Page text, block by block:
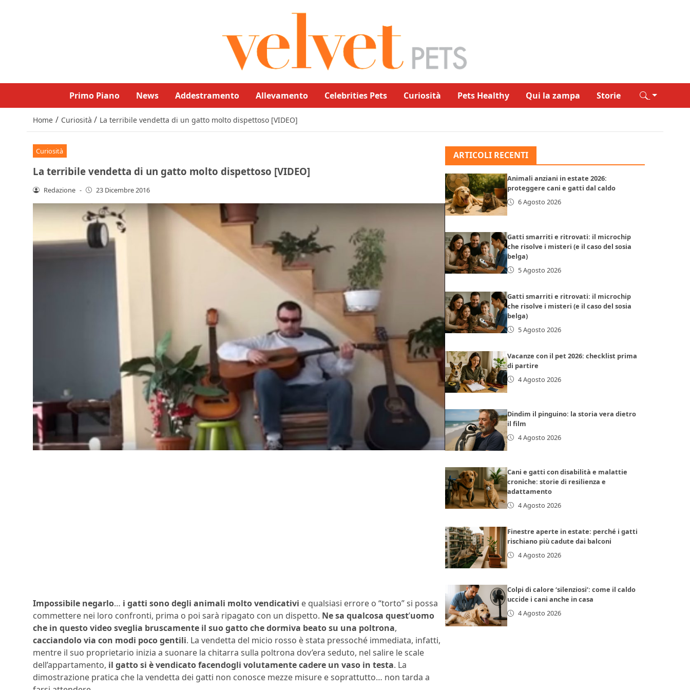
Primo Piano News Addestramento Allevamento Celebrities Pets Curiosità Pets Healthy Qui la zampa Storie
Home / Curiosità / La terribile vendetta di un gatto molto dispettoso [VIDEO]
Curiosità
La terribile vendetta di un gatto molto dispettoso [VIDEO]
Redazione - 23 Dicembre 2016
Impossibile negarlo… i gatti sono degli animali molto vendicativi e qualsiasi errore o “torto” si possa
commettere nei loro confronti, prima o poi sarà ripagato con un dispetto. Ne sa qualcosa quest’uomo
che in questo video sveglia bruscamente il suo gatto che dormiva beato su una poltrona,
cacciandolo via con modi poco gentili. La vendetta del micio rosso è stata pressoché immediata, infatti,
mentre il suo proprietario inizia a suonare la chitarra sulla poltrona dov’era seduto, nel salire le scale
dell’appartamento, il gatto si è vendicato facendogli volutamente cadere un vaso in testa. La
dimostrazione pratica che la vendetta dei gatti non conosce mezze misure e soprattutto… non tarda a
ARTICOLI RECENTI
Animali anziani in estate 2026:
proteggere cani e gatti dal caldo
6 Agosto 2026
Gatti smarriti e ritrovati: il microchip
che risolve i misteri (e il caso del sosia
belga)
5 Agosto 2026
Gatti smarriti e ritrovati: il microchip
che risolve i misteri (e il caso del sosia
belga)
5 Agosto 2026
Vacanze con il pet 2026: checklist prima
di partire
4 Agosto 2026
Dindim il pinguino: la storia vera dietro
il film
4 Agosto 2026
Cani e gatti con disabilità e malattie
croniche: storie di resilienza e
adattamento
4 Agosto 2026
Finestre aperte in estate: perché i gatti
rischiano più cadute dai balconi
4 Agosto 2026
Colpi di calore ‘silenziosi’: come il caldo
uccide i cani anche in casa
4 Agosto 2026